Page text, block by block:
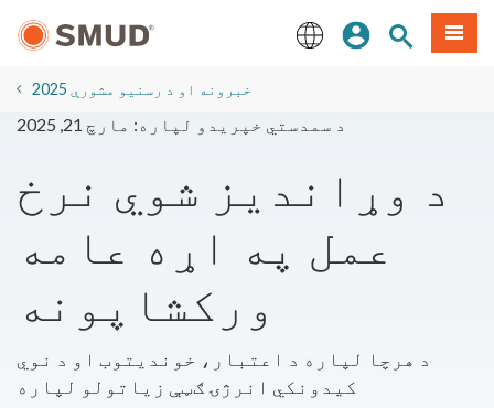
منځپانګې
لاړ
ننوزئ
سایټ لټون
مینو
2025 خبرونه او د رسنیو مشورې
د سمدستي خپریدو لپاره: مارچ 21, 2025
د وړاندیز شوي نرخ
عمل په اړه عامه
ورکشاپونه
د هرچا لپاره د اعتبار، خوندیتوب او د نوي
کیدونکي انرژۍ ګټې زیاتولو لپاره